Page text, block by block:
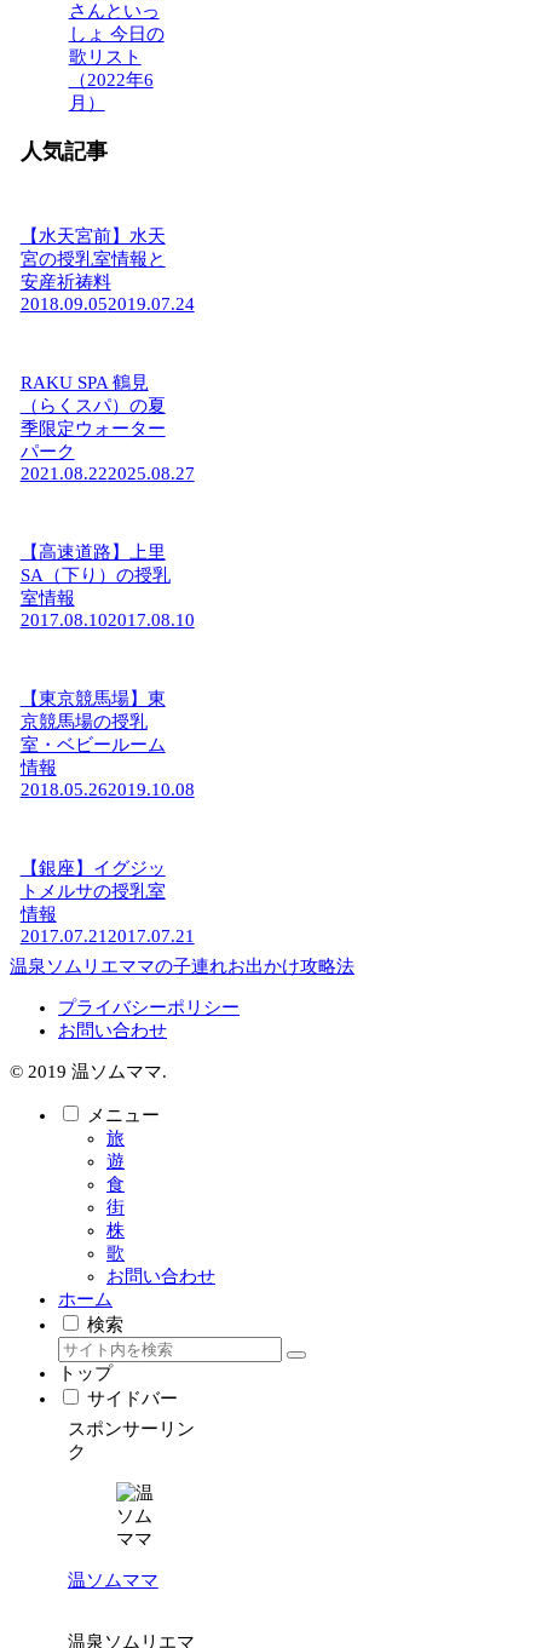
さんといっ
しょ 今日の
歌リスト
（2022年6
月）
人気記事
【水天宮前】水天
宮の授乳室情報と
安産祈祷料
2018.09.052019.07.24
RAKU SPA 鶴見
（らくスパ）の夏
季限定ウォーター
パーク
2021.08.222025.08.27
【高速道路】上里
SA（下り）の授乳
室情報
2017.08.102017.08.10
【東京競馬場】東
京競馬場の授乳
室・ベビールーム
情報
2018.05.262019.10.08
【銀座】イグジッ
トメルサの授乳室
情報
2017.07.212017.07.21
温泉ソムリエママの子連れお出かけ攻略法
プライバシーポリシー
お問い合わせ
© 2019 温ソムママ.
メニュー
旅
遊
食
街
株
歌
お問い合わせ
ホーム
検索
トップ
サイドバー
スポンサーリン
ク
温ソムママ
温泉ソムリエマ